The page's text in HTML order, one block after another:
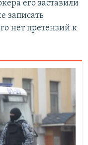
его заставили
записать
нет претензий к